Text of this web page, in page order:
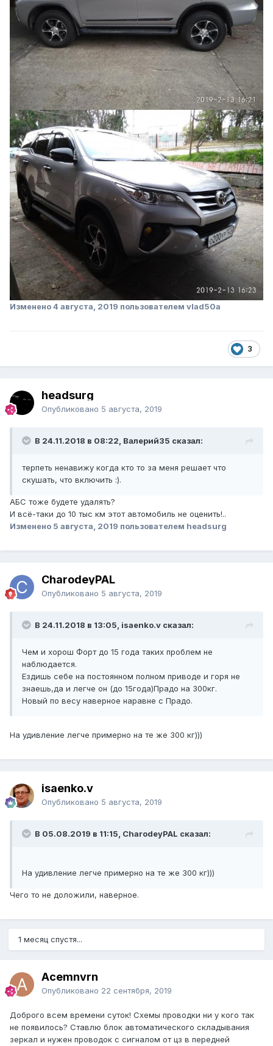
Изменено4 августа, 2019 пользователем vlad50a
3
headsurg
Опубликовано 5 августа, 2019
В 24.11.2018 в 08:22, Валерий35 сказал:
терпеть ненавижу когда кто то за меня решает что
скушать, что включить :).
АБС тоже будете удалять?
И всё-таки до 10 тыс км этот автомобиль не оценить!..
Изменено 5 августа, 2019 пользователем headsurg
CharodeyPAL
Опубликовано 5 августа, 2019
В 24.11.2018 в 13:05, isaenko.v сказал:
Чем и хорош Форт до 15 года таких проблем не
наблюдается.
Ездишь себе на постоянном полном приводе и горя не
знаешь,да и легче он (до 15года)Прадо на 300кг.
Новый по весу наверное наравне с Прадо.
На удивление легче примерно на те же 300 кг)))
isaenko.v
Опубликовано 5 августа, 2019
В 05.08.2019 в 11:15, CharodeyPAL сказал:
На удивление легче примерно на те же 300 кг)))
Чего то не доложили, наверное.
1 месяц спустя...
Acemnvrn
Опубликовано 22 сентября, 2019
Доброго всем времени суток! Схемы проводки ни у кого так
не появилось? Ставлю блок автоматического складывания
зеркал и нужен проводок с сигналом от цз в передней